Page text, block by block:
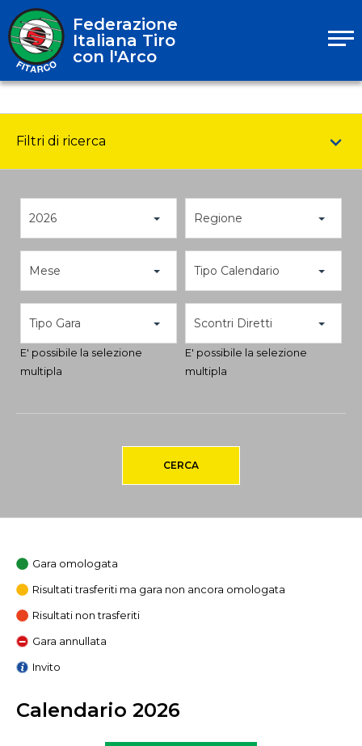
Federazione
Italiana Tiro
con l'Arco
Filtri di ricerca
2026 Regione
Mese Tipo Calendario
Tipo Gara
E' possibile la selezione
multipla
Scontri Diretti
E' possibile la selezione
multipla
CERCA
Gara omologata
Risultati trasferiti ma gara non ancora omologata
Risultati non trasferiti
Gara annullata
Invito
Calendario 2026